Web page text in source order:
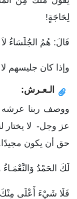
لِحَاجَةٍ!
قَالَ: هُمُ الجُلَسَاءُ
وإذا كان جليسهم
الـعـرش:
ووصف ربنا عرشه
عز وجل- لا يختار
حق أن يكون
لَكَ الحَمْدُ وَالنَّعْمَـاءُ
فَلَا شَيْءَ أَعْلَى